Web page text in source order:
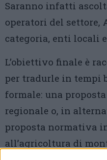
Saranno infatti
operatori del settore,
categoria, enti locali
L’obiettivo finale è
per tradurle in tempi
formale: una
regionale o, in
proposta normativa
all’agricoltura di